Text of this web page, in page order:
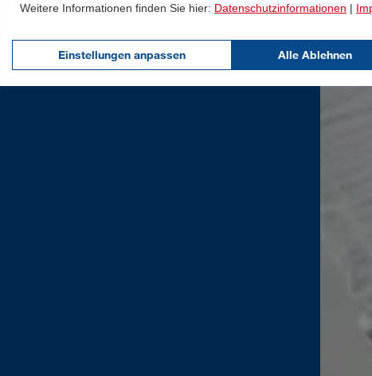
Weitere Informationen finden Sie hier: Datenschutzinformationen |
Einstellungen anpassen Alle Ablehnen